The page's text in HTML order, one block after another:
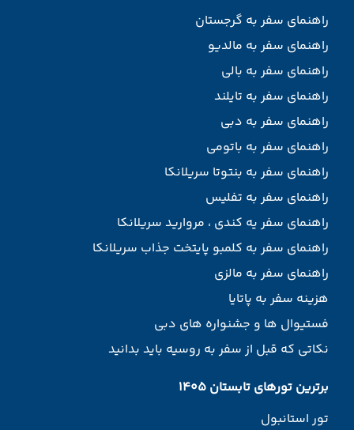
راهنمای سفر به گرجستان
راهنمای سفر به مالدیو
راهنمای سفر به بالی
راهنمای سفر به تایلند
راهنمای سفر به دبی
راهنمای سفر به باتومی
راهنمای سفر به بنتوتا سریلانکا
راهنمای سفر به تفلیس
راهنمای سفر یه کندی ، مروارید سریلانکا
راهنمای سفر به کلمبو پایتخت جذاب سریلانکا
راهنمای سفر به مالزی
هزینه سفر به پاتایا
فستیوال ها و جشنواره های دبی
نکاتی که قبل از سفر به روسیه باید بدانید
برترین تورهای تابستان 1405
تور استانبول